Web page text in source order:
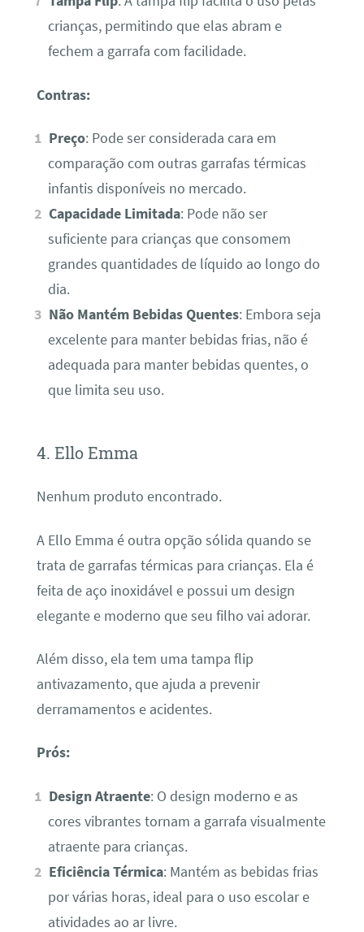
crianças, permitindo que elas abram e
fechem a garrafa com facilidade.
Contras:
Preço: Pode ser considerada cara em
comparação com outras garrafas térmicas
infantis disponíveis no mercado.
Capacidade Limitada: Pode não ser
suficiente para crianças que consomem
grandes quantidades de líquido ao longo do
dia.
Não Mantém Bebidas Quentes: Embora seja
excelente para manter bebidas frias, não é
adequada para manter bebidas quentes, o
que limita seu uso.
4. Ello Emma
Nenhum produto encontrado.
A Ello Emma é outra opção sólida quando se
trata de garrafas térmicas para crianças. Ela é
feita de aço inoxidável e possui um design
elegante e moderno que seu filho vai adorar.
Além disso, ela tem uma tampa flip
antivazamento, que ajuda a prevenir
derramamentos e acidentes.
Prós:
Design Atraente: O design moderno e as
cores vibrantes tornam a garrafa visualmente
atraente para crianças.
Eficiência Térmica: Mantém as bebidas frias
por várias horas, ideal para o uso escolar e
atividades ao ar livre.